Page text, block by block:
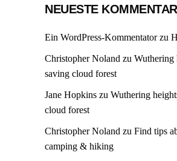
NEUESTE
Ein WordPress-Kommentatorzu
Christopher Noland zu Wuthering
saving cloud forest
Jane Hopkins zu Wuthering
cloud forest
Christopher Noland zu Find tips
camping & hiking